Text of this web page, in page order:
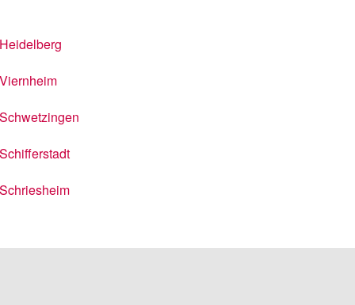
Heidelberg
Viernheim
Schwetzingen
Schifferstadt
Schriesheim